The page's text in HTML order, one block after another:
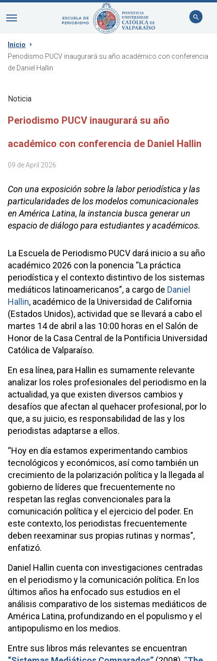
Inicio
Periodismo PUCV inaugurará su año académico con conferencia
de Daniel Hallin
Noticia
Periodismo PUCV inaugurará su año
académico con conferencia de Daniel Hallin
09 de April 2026
Con una exposición sobre la labor periodística y las
particularidades de los modelos comunicacionales
en América Latina, la instancia busca generar un
espacio de diálogo para estudiantes y académicos.
La Escuela de Periodismo PUCV dará inicio a su año
académico 2026 con la ponencia “La práctica
periodística y el contexto distintivo de los sistemas
mediáticos latinoamericanos”, a cargo de Daniel
Hallin, académico de la Universidad de California
(Estados Unidos), actividad que se llevará a cabo el
martes 14 de abril a las 10:00 horas en el Salón de
Honor de la Casa Central de la Pontificia Universidad
Católica de Valparaíso.
En esa línea, para Hallin es sumamente relevante
analizar los roles profesionales del periodismo en la
actualidad, ya que existen diversos cambios y
desafíos que afectan al quehacer profesional, por lo
que, a su juicio, es responsabilidad de las y los
periodistas adaptarse a ellos.
“Hoy en día estamos experimentando cambios
tecnológicos y económicos, así como también un
crecimiento de la polarización política y la llegada al
gobierno de líderes que frecuentemente no
respetan las reglas convencionales para la
comunicación política y el ejercicio del poder. En
este contexto, los periodistas frecuentemente
deben reexaminar sus propias rutinas y normas”,
enfatizó.
Daniel Hallin cuenta con investigaciones centradas
en el periodismo y la comunicación política. En los
últimos años ha enfocado sus estudios en el
análisis comparativo de los sistemas mediáticos de
América Latina, profundizando en el populismo y el
antipopulismo en los medios.
Entre sus libros más relevantes se encuentran